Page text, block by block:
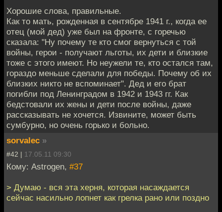
Хорошие слова, правильные.
Как то мать, рожденная в сентябре 1941 г., когда ее
отец (мой дед) уже был на фронте, с горечью
сказала: "Ну почему те кто смог вернуться с той
войны, герои - получают льготы, их дети и близкие
тоже с этого имеют. Но неужели те, кто остался там,
гораздо меньше сделали для победы. Почему об их
близких никто не вспоминает". Дед и его брат
погибли под Ленинградом в 1942 и 1943 гг. Как
бедстовали их жены и дети после войны, даже
рассказывать не хочется. Извините, может быть
сумбурно, но очень горько и больно.
sorvalec »
#42 | 17.05.11 09:30
Кому: Astrogen, #37
> Думаю - вся эта херня, которая насаждается
сейчас насильно лопнет как грелка рано или поздно